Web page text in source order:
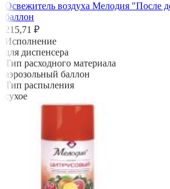
Освежитель воздуха Мелодия "После
баллон
215,71 ₽
Исполнение
для диспенсера
Тип расходного материала
аэрозольный баллон
Тип распыления
сухое